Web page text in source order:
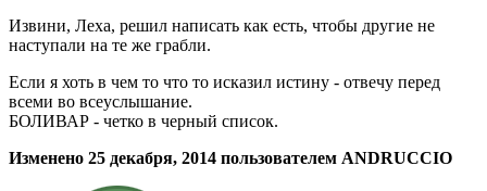
Извини, Леха, решил написать как есть, чтобы другие не
наступали на те же грабли.
Если я хоть в чем то что то исказил истину - отвечу перед
всеми во всеуслышание.
БОЛИВАР - четко в черный список.
Изменено 25 декабря, 2014 пользователем ANDRUCCIO